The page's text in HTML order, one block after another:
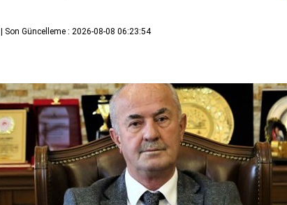
| Son Güncelleme : 2026-08-08 06:23:54